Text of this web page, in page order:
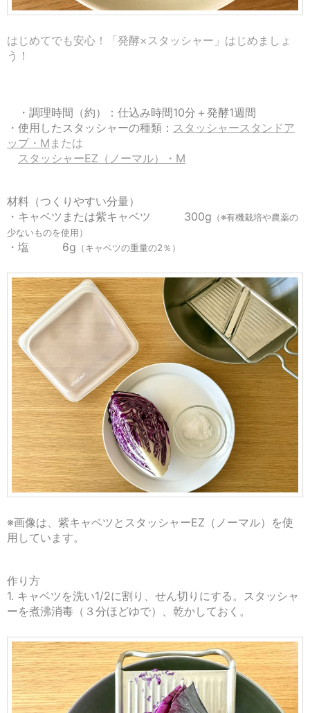
はじめてでも安心！「発酵×スタッシャー」はじめましょ
う！
・調理時間（約）：仕込み時間10分＋発酵1週間
・使用したスタッシャーの種類： スタッシャースタンドア
ップ・M または
スタッシャーEZ（ノーマル）・M
材料（つくりやすい分量）
・キャベツまたは紫キャベツ 300g （※有機栽培や農薬の
少ないものを使用）
・塩 6g （キャベツの重量の2％）
※画像は、紫キャベツとスタッシャーEZ（ノーマル）を使
用しています。
作り方
1. キャベツを洗い1/2に割り、せん切りにする。スタッシャ
ーを煮沸消毒（３分ほどゆで）、乾かしておく。